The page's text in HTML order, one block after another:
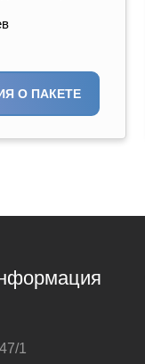
О ПАКЕТЕ
1